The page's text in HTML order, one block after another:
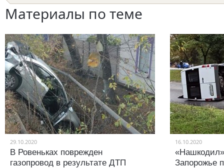
Материалы по теме
29.10.2020
В Ровеньках поврежден
газопровод в результате ДТП
16.10.2020
Запорожье